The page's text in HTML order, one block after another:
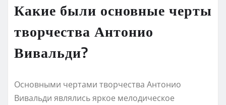
Какие были основные черты
творчества Антонио
Вивальди?
Основными чертами творчества Антонио
Вивальди являлись яркое мелодическое